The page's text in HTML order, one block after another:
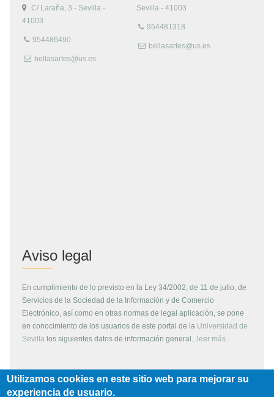
C/ Laraña, 3 - Sevilla -
41003
954486490
bellasartes@us.es
Sevilla - 41003
954481318
bellasartes@us.es
Aviso legal
En cumplimiento de lo previsto en la Ley 34/2002, de 11 de julio, de
Servicios de la Sociedad de la Información y de Comercio
Electrónico, así como en otras normas de legal aplicación, se pone
en conocimiento de los usuarios de este portal de la Universidad de
Sevilla los siguientes datos de información general... leer más
Copyright
Utilizamos cookies en este sitio web para mejorar su
experiencia de usuario.